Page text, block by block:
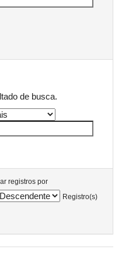
de busca.
registros por
Registro(s)